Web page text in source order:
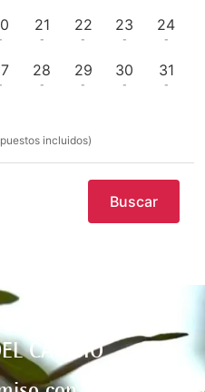
-
21
-
22
-
23
-
24
-
-
28
-
29
-
30
-
31
-
incluidos)
Buscar
CAMBIO